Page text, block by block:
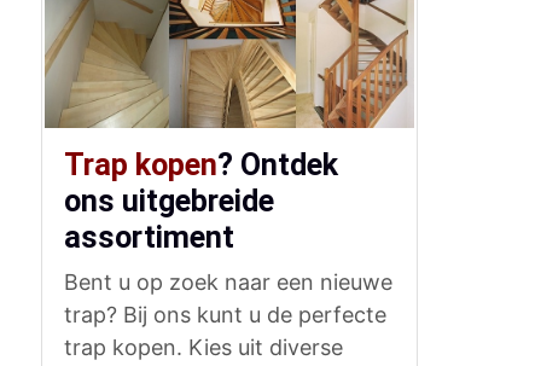
Trap kopen? Ontdek
ons uitgebreide
assortiment
Bent u op zoek naar een nieuwe
trap? Bij ons kunt u de perfecte
trap kopen. Kies uit diverse